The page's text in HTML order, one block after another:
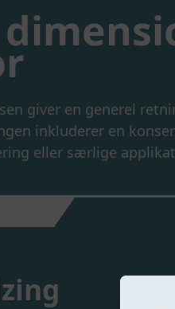
giver en generel
inkluderer en
eller særlige